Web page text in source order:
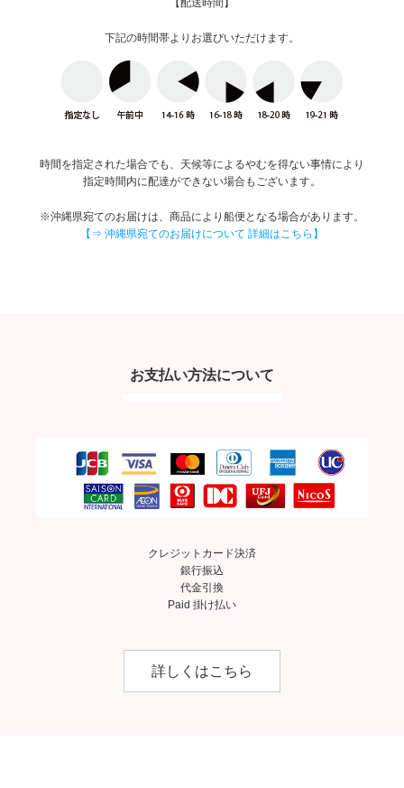
【配送時間】
下記の時間帯よりお選びいただけます。
時間を指定された場合でも、天候等によるやむを得ない事情により
指定時間内に配達ができない場合もございます。
※沖縄県宛てのお届けは、商品により船便となる場合があります。
【⇒ 沖縄県宛てのお届けについて 詳細はこちら】
お支払い方法について
クレジットカード決済
銀行振込
代金引換
Paid 掛け払い
詳しくはこちら